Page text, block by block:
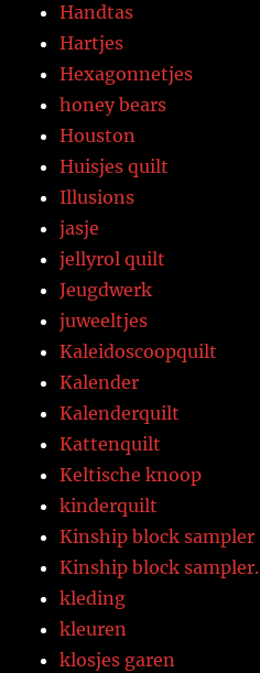
Handtas
Hartjes
Hexagonnetjes
honey bears
Houston
Huisjes quilt
Illusions
jasje
jellyrol quilt
Jeugdwerk
juweeltjes
Kaleidoscoopquilt
Kalender
Kalenderquilt
Kattenquilt
Keltische knoop
kinderquilt
Kinship block sampler
Kinship block sampler.
kleding
kleuren
klosjes garen